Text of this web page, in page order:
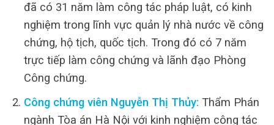
đã có 31 năm làm công tác pháp luật, có kinh
nghiệm trong lĩnh vực quản lý nhà nước về công
chứng, hộ tịch, quốc tịch. Trong đó có 7 năm
trực tiếp làm công chứng và lãnh đạo Phòng
Công chứng.
Công chứng viên Nguyễn Thị Thủy: Thẩm Phán
ngành Tòa án Hà Nội với kinh nghiệm công tác